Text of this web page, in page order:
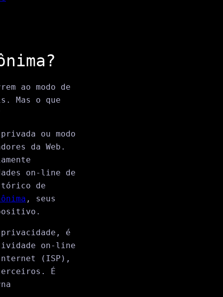
ao modo de
Mas o que
ou modo
da Web.
on-line de
de
, seus
privacidade, é
on-line
(ISP),
É